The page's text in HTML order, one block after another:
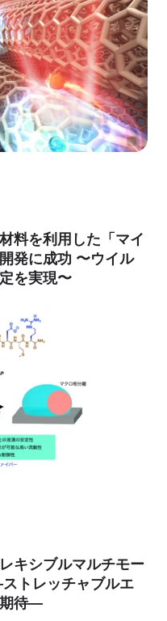
料を利用した「マイ
発に成功 〜ウイル
を実現〜
キシブルマルチモー
トレッチャブルエ
期待―